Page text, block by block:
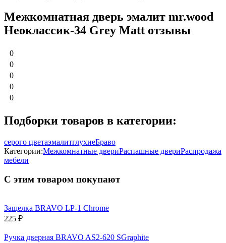
Межкомнатная дверь эмалит mr.wood
Неоклассик-34 Grey Matt отзывы
0
0
0
0
0
Подборки товаров в категории:
серого цветаэмалитглухиеБраво
Категории:Межкомнатные двериРаспашные двериРаспродажа
мебели
С этим товаром покупают
Защелка BRAVO LP-1 Chrome
225 ₽
Ручка дверная BRAVO AS2-620 SGraphite